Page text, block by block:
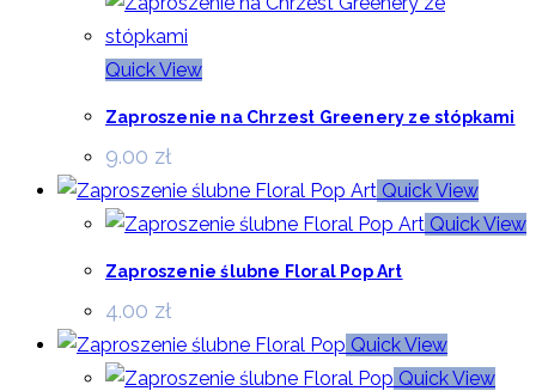
Quick View
Zaproszenie na Chrzest Greenery ze stópkami
9.00 zł
Quick View
Quick View
Zaproszenie ślubne Floral Pop Art
4.00 zł
Quick View
Quick View